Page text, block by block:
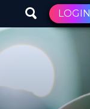
LOGIN